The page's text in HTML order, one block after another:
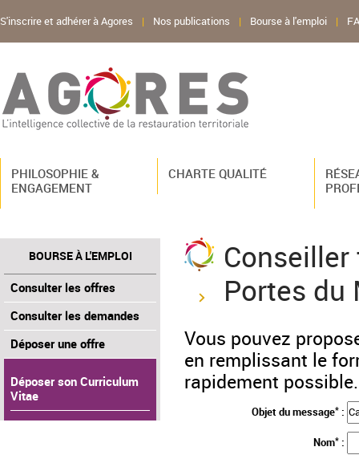
S'inscrire et adhérer à Agores | Nos publications | Bourse à l'emploi |
PHILOSOPHIE &
ENGAGEMENT
CHARTE QUALITÉ
BOURSE À L'EMPLOI
Consulter les offres
Consulter les demandes
Déposer une offre
Déposer son Curriculum
Vitae
Portes du
Vous pouvez
en remplissant le
rapidement possible.
Objet du message* :
Nom* :